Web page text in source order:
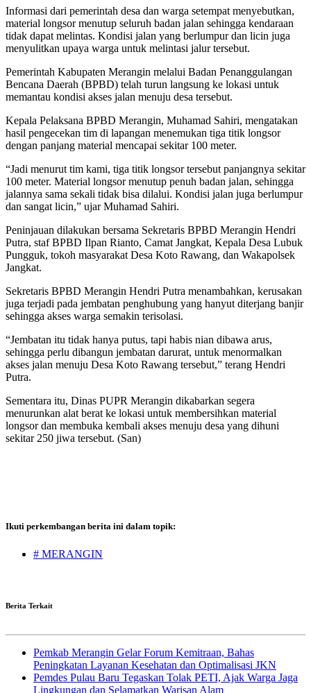
Informasi dari pemerintah desa dan warga setempat menyebutkan,
material longsor menutup seluruh badan jalan sehingga kendaraan
tidak dapat melintas. Kondisi jalan yang berlumpur dan licin juga
menyulitkan upaya warga untuk melintasi jalur tersebut.
Pemerintah Kabupaten Merangin melalui Badan Penanggulangan
Bencana Daerah (BPBD) telah turun langsung ke lokasi untuk
memantau kondisi akses jalan menuju desa tersebut.
Kepala Pelaksana BPBD Merangin, Muhamad Sahiri, mengatakan
hasil pengecekan tim di lapangan menemukan tiga titik longsor
dengan panjang material mencapai sekitar 100 meter.
“Jadi menurut tim kami, tiga titik longsor tersebut panjangnya sekitar
100 meter. Material longsor menutup penuh badan jalan, sehingga
jalannya sama sekali tidak bisa dilalui. Kondisi jalan juga berlumpur
dan sangat licin,” ujar Muhamad Sahiri.
Peninjauan dilakukan bersama Sekretaris BPBD Merangin Hendri
Putra, staf BPBD Ilpan Rianto, Camat Jangkat, Kepala Desa Lubuk
Pungguk, tokoh masyarakat Desa Koto Rawang, dan Wakapolsek
Jangkat.
Sekretaris BPBD Merangin Hendri Putra menambahkan, kerusakan
juga terjadi pada jembatan penghubung yang hanyut diterjang banjir
sehingga akses warga semakin terisolasi.
“Jembatan itu tidak hanya putus, tapi habis nian dibawa arus,
sehingga perlu dibangun jembatan darurat, untuk menormalkan
akses jalan menuju Desa Koto Rawang tersebut,” terang Hendri
Putra.
Sementara itu, Dinas PUPR Merangin dikabarkan segera
menurunkan alat berat ke lokasi untuk membersihkan material
longsor dan membuka kembali akses menuju desa yang dihuni
sekitar 250 jiwa tersebut. (San)
Ikuti perkembangan berita ini dalam topik:
# MERANGIN
Berita Terkait
Pemkab Merangin Gelar Forum Kemitraan, Bahas
Peningkatan Layanan Kesehatan dan Optimalisasi JKN
Pemdes Pulau Baru Tegaskan Tolak PETI, Ajak Warga Jaga
Lingkungan dan Selamatkan Warisan Alam